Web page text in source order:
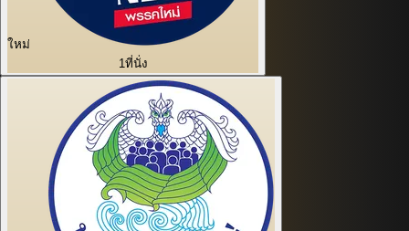
ใหม่
1ที่นั่ง